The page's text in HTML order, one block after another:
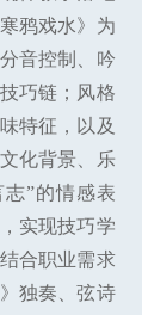
鸦戏水》为
音控制、吟
巧链；风格
特征，以及
化背景、乐
”的情感表
实现技巧学
合职业需求
独奏、弦诗